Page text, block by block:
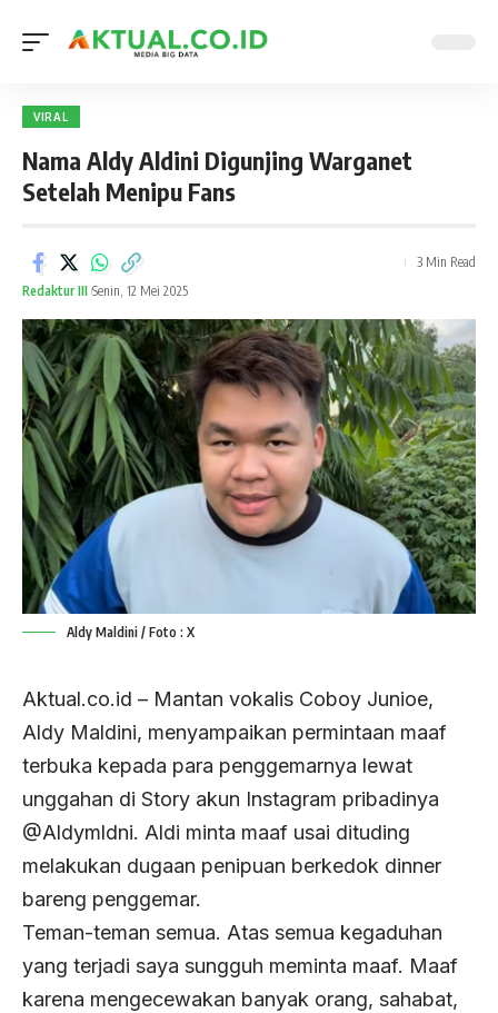
VIRAL
Nama Aldy Aldini Digunjing Warganet
Setelah Menipu Fans
Redaktur III Senin, 12 Mei 2025
3 Min Read
Aldy Maldini / Foto : X
Aktual.co.id – Mantan vokalis Coboy Junioe,
Aldy Maldini, menyampaikan permintaan maaf
terbuka kepada para penggemarnya lewat
unggahan di Story akun Instagram pribadinya
@Aldymldni. Aldi minta maaf usai dituding
melakukan dugaan penipuan berkedok dinner
bareng penggemar.
Teman-teman semua. Atas semua kegaduhan
yang terjadi saya sungguh meminta maaf. Maaf
karena mengecewakan banyak orang, sahabat,